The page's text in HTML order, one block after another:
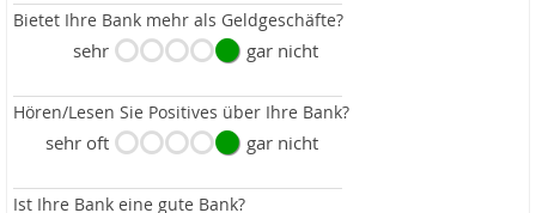
Bietet Ihre Bank mehr als Geldgeschäfte?
sehr gar nicht
Hören/Lesen Sie Positives über Ihre Bank?
sehr oft gar nicht
Ist Ihre Bank eine gute Bank?